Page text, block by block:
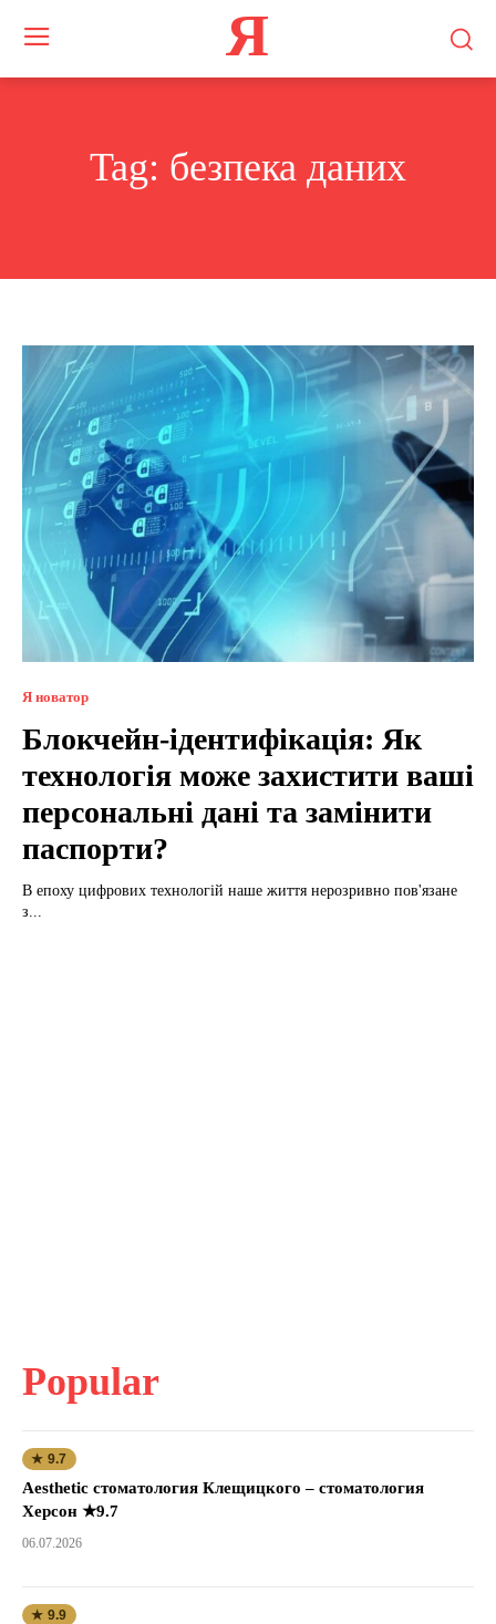
Я
Tag: безпека даних
Я новатор
Блокчейн-ідентифікація: Як
технологія може захистити ваші
персональні дані та замінити
паспорти?
В епоху цифрових технологій наше життя нерозривно пов'язане
з...
Popular
★ 9.7
Aesthetic стоматология Клещицкого – стоматология
Херсон ★9.7
06.07.2026
★ 9.9